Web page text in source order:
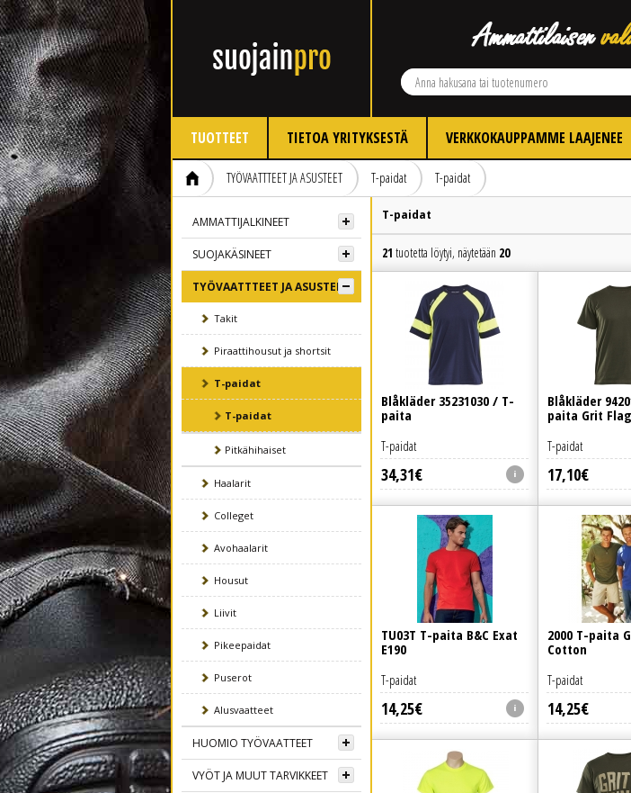
TUOTTEET TIETOA YRITYKSESTÄ VERKKOKAUPPAMME LAAJENEE
TYÖVAATTTEET JA ASUSTEET T-paidat T-paidat
AMMATTIJALKINEET
SUOJAKÄSINEET
TYÖVAATTTEET JA ASUSTEET
Takit
Piraattihousut ja shortsit
T-paidat
T-paidat
Pitkähihaiset
Haalarit
Colleget
Avohaalarit
Housut
Liivit
Pikeepaidat
Puserot
Alusvaatteet
HUOMIO TYÖVAATTEET
VYÖT JA MUUT TARVIKKEET
T-paidat
21 tuotetta löytyi, näytetään 20
Edellinen
Blåkläder 35231030 / T-
paita
34,31€
T-paidat
Blåkläder
paita Grit
17,10€
T-paidat
Lue lisää
TU03T T-paita B&C Exat
E190
14,25€
T-paidat
2000 T-paita
Cotton
14,25€
T-paidat
Lue lisää